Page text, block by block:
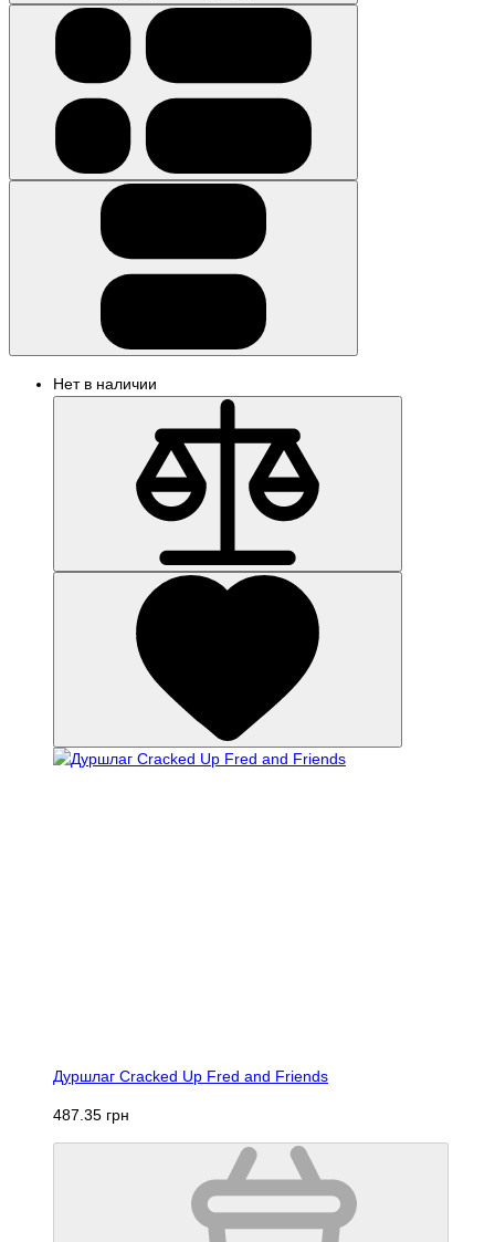
Нет в наличии
Дуршлаг Cracked Up Fred and Friends
487.35 грн